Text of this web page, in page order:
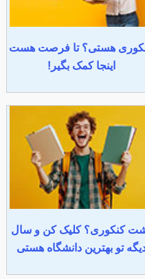
هستی؟ تا فرصت هست
اینجا کمک بگیر!
کنکوری؟ کلیک کن و سال
تو بهترین دانشگاه هستی